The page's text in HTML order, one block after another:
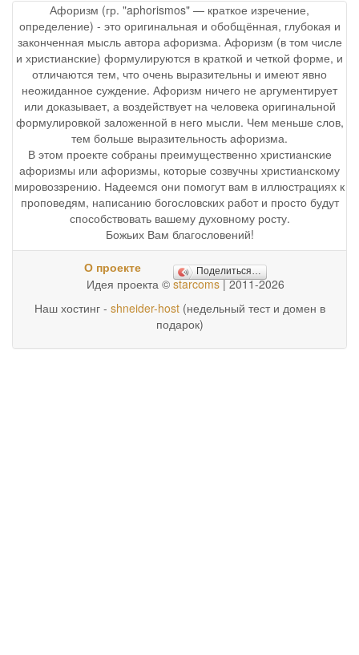
Афоризм (гр. "aphorismos" — краткое изречение,
определение) - это оригинальная и обобщённая, глубокая и
законченная мысль автора афоризма. Афоризм (в том числе
и христианские) формулируются в краткой и четкой форме, и
отличаются тем, что очень выразительны и имеют явно
неожиданное суждение. Афоризм ничего не аргументирует
или доказывает, а воздействует на человека оригинальной
формулировкой заложенной в него мысли. Чем меньше слов,
тем больше выразительность афоризма.
В этом проекте собраны преимущественно христианские
афоризмы или афоризмы, которые созвучны христианскому
мировоззрению. Надеемся они помогут вам в иллюстрациях к
проповедям, написанию богословских работ и просто будут
способствовать вашему духовному росту.
Божьих Вам благословений!
О проекте Поделиться…
Идея проекта © starcoms| 2011-2026
Наш хостинг - shneider-host(недельный тест и домен в
подарок)